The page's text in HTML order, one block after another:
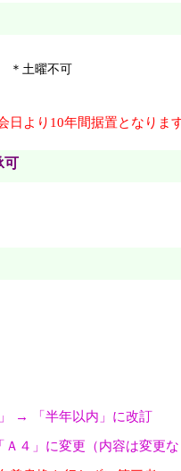
＊土曜不可
より10年間据置となります
可
→ 「半年以内」に改訂
４」に変更（内容は変更な